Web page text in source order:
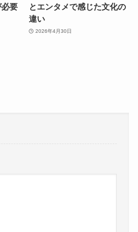
要
とエンタメで感じた文化の
違い
2026年4月30日